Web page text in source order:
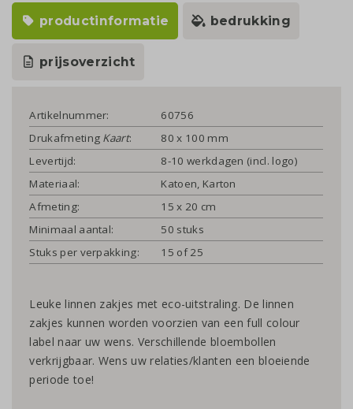
productinformatie bedrukking
prijsoverzicht
Artikelnummer:
60756
Drukafmeting Kaart:
80 x 100 mm
Levertijd:
8-10 werkdagen (incl. logo)
Materiaal:
Katoen, Karton
Afmeting:
15 x 20 cm
Minimaal aantal:
50 stuks
Stuks per verpakking:
15 of 25
Leuke linnen zakjes met eco-uitstraling. De linnen
zakjes kunnen worden voorzien van een full colour
label naar uw wens. Verschillende bloembollen
verkrijgbaar. Wens uw relaties/klanten een bloeiende
periode toe!